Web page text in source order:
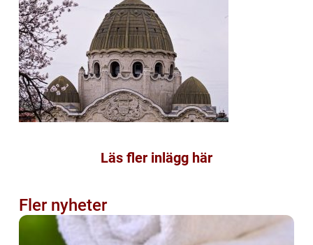
Läs fler inlägg här
Fler nyheter